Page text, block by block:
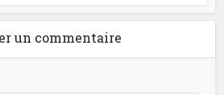
un commentaire